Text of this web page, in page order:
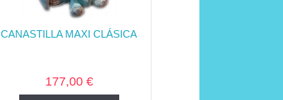
CANASTILLA MAXI CLÁSICA
177,00 €